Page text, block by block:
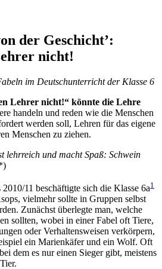
der Geschicht’:
nicht!
im Deutschunterricht der Klasse 6
Lehrer nicht!“ könnte die Lehre
handeln und reden wie die Menschen
werden soll, Lehren für das eigene
Menschen zu ziehen.
lehrreich und macht Spaß: Schwein
11 beschäftigte sich die Klasse 6a1
vielmehr sollte in Gruppen selbst
Zunächst überlegte man, welche
sollten, wobei in einer Fabel oft Tiere,
oder Verhaltensweisen verkörpern,
ein Marienkäfer und ein Wolf. Oft
dem es nur einen Sieger gibt, meistens